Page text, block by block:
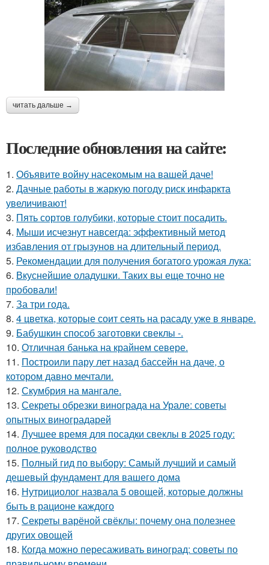
читать дальше →
Последние обновления на сайте:
1. Объявите войну насекомым на вашей даче!
2. Дачные работы в жаркую погоду риск инфаркта
увеличивают!
3. Пять сортов голубики, которые стоит посадить.
4. Мыши исчезнут навсегда: эффективный метод
избавления от грызунов на длительный период.
5. Рекомендации для получения богатого урожая лука:
6. Вкуснейшие оладушки. Таких вы еще точно не
пробовали!
7. За три года.
8. 4 цветка, которые соит сеять на расаду уже в январе.
9. Бабушкин способ заготовки свеклы -.
10. Отличная банька на крайнем севере.
11. Построили пару лет назад бассейн на даче, о
котором давно мечтали.
12. Скумбрия на мангале.
13. Секреты обрезки винограда на Урале: советы
опытных виноградарей
14. Лучшее время для посадки свеклы в 2025 году:
полное руководство
15. Полный гид по выбору: Самый лучший и самый
дешевый фундамент для вашего дома
16. Нутрициолог назвала 5 овощей, которые должны
быть в рационе каждого
17. Секреты варёной свёклы: почему она полезнее
других овощей
18. Когда можно пересаживать виноград: советы по